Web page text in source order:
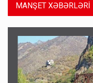
MANŞET XƏBƏRLƏRİ